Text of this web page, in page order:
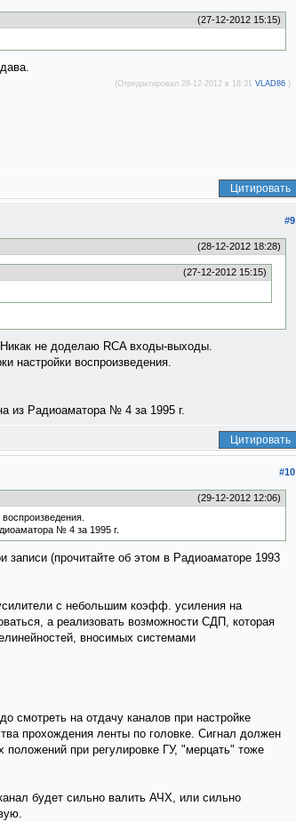
(27-12-2012 15:15)
(Отредактировал 28-12-2012 в 18:31 VLAD86.)
Цитировать
#9
(28-12-2012 18:28)
(27-12-2012 15:15)
не доделаю RCA входы-выходы.
настройки воспроизведения.
из Радиоаматора № 4 за 1995 г.
Цитировать
#10
(29-12-2012 12:06)
№ 4 за 1995 г.
записи (прочитайте об этом в Радиоаматоре 1993
с небольшим коэфф. усиления на
а реализовать возможности СДП, которая
вносимых системами
смотреть на отдачу каналов при настройке
прохождения ленты по головке. Сигнал должен
при регулировке ГУ, "мерцать" тоже
будет сильно валить АЧХ, или сильно